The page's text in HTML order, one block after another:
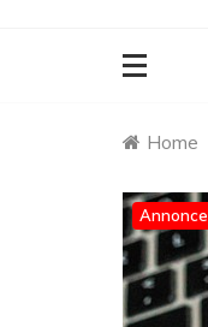
Home
Annonce